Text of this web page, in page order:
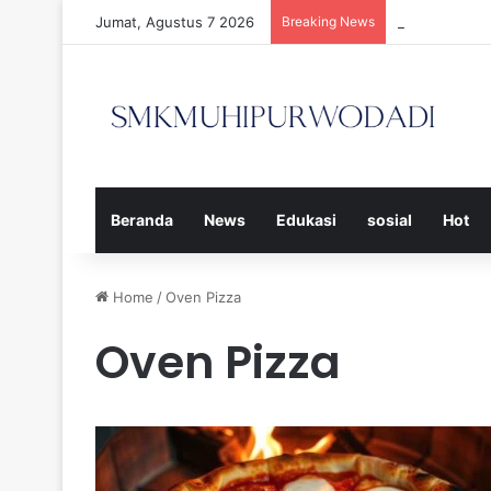
Jumat, Agustus 7 2026 Breaking News
Beranda News Edukasi sosial Hot
Home /Oven Pizza
Oven Pizza